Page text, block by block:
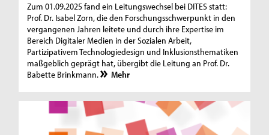
Zum 01.09.2025 fand ein Leitungswechsel bei DITES statt:
Prof. Dr. Isabel Zorn, die den Forschungsschwerpunkt in den
vergangenen Jahren leitete und durch ihre Expertise im
Bereich Digitaler Medien in der Sozialen Arbeit,
Partizipativem Technologiedesign und Inklusionsthematiken
maßgeblich geprägt hat, übergibt die Leitung an Prof. Dr.
Babette Brinkmann.
Mehr